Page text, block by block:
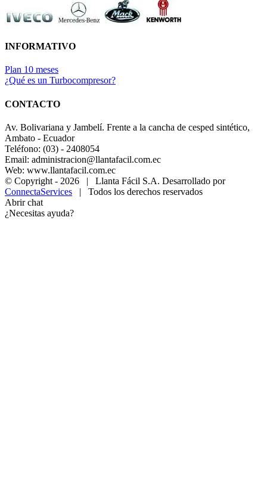
INFORMATIVO
Plan 10 meses
¿Qué es un Turbocompresor?
CONTACTO
Av. Bolivariana y Jambelí. Frente a la cancha de cesped sintético,
Ambato - Ecuador
Teléfono: (03) - 2408054
Email: administracion@llantafacil.com.ec
Web: www.llantafacil.com.ec
© Copyright - 2026 | Llanta Fácil S.A. Desarrollado por
ConnectaServices | Todos los derechos reservados
Abrir chat
¿Necesitas ayuda?